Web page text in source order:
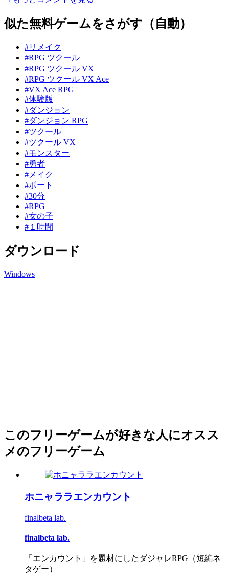
似た無料ゲームをさがす（自動）
#リメイク
#RPG ツクール
#RPG ツクール VX
#RPG ツクール VX Ace
#VX Ace RPG
#体験版
#ダンジョン
#ダンジョン RPG
#ツクール
#ツクール VX
#モンスター
#勇者
#メイク
#ボート
#30分
#RPG
#女の子
#１時間
ダウンロード
Windows
このフリーゲームが好きな人にオスス
メのフリーゲーム
ホニャララエンカウント
finalbeta lab.
finalbeta lab.
「エンカウント」を題材にしたダジャレRPG（短編ネ
タゲー）